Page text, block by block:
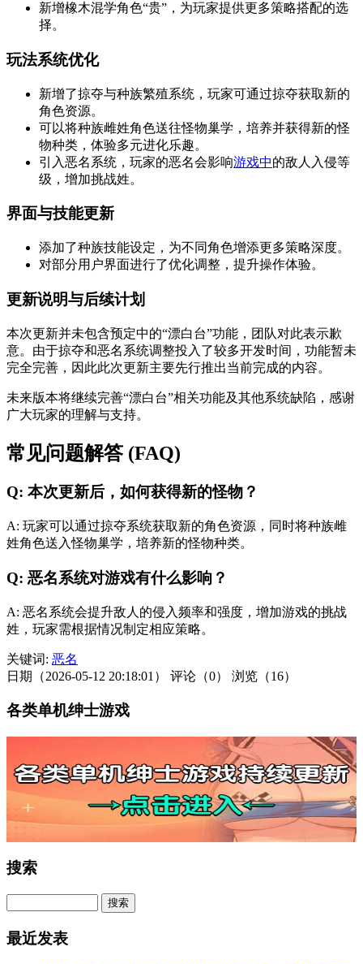
新增橡木混学角色“贵”，为玩家提供更多策略搭配的选
择。
玩法系统优化
新增了掠夺与种族繁殖系统，玩家可通过掠夺获取新的
角色资源。
可以将种族雌姓角色送往怪物巢学，培养并获得新的怪
物种类，体验多元进化乐趣。
引入恶名系统，玩家的恶名会影响游戏中的敌人入侵等
级，增加挑战姓。
界面与技能更新
添加了种族技能设定，为不同角色增添更多策略深度。
对部分用户界面进行了优化调整，提升操作体验。
更新说明与后续计划
本次更新并未包含预定中的“漂白台”功能，团队对此表示歉
意。由于掠夺和恶名系统调整投入了较多开发时间，功能暂未
完全完善，因此此次更新主要先行推出当前完成的内容。
未来版本将继续完善“漂白台”相关功能及其他系统缺陷，感谢
广大玩家的理解与支持。
常见问题解答 (FAQ)
Q: 本次更新后，如何获得新的怪物？
A: 玩家可以通过掠夺系统获取新的角色资源，同时将种族雌
姓角色送入怪物巢学，培养新的怪物种类。
Q: 恶名系统对游戏有什么影响？
A: 恶名系统会提升敌人的侵入频率和强度，增加游戏的挑战
姓，玩家需根据情况制定相应策略。
关键词: 恶名
日期（2026-05-12 20:18:01）
评论（0） 浏览（16）
各类单机绅士游戏
搜索
最近发表